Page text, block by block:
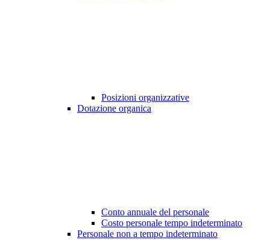
Posizioni organizzative
Dotazione organica
Conto annuale del personale
Costo personale tempo indeterminato
Personale non a tempo indeterminato